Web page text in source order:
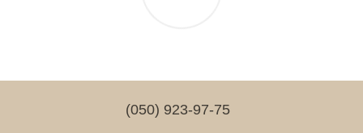
(050) 923-97-75